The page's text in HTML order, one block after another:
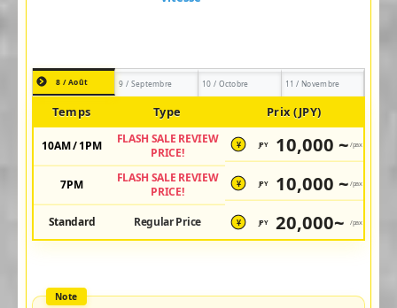
8 / Août 9 / Septembre 10 / Octobre 11 / Novembre
Temps Type Prix (JPY)
10AM / 1PM
FLASH SALE REVIEW
PRICE!
¥ JPY 10,000 ~ /pax
7PM
FLASH SALE REVIEW
PRICE!
¥ JPY 10,000 ~ /pax
Standard Regular Price ¥ JPY 20,000~ /pax